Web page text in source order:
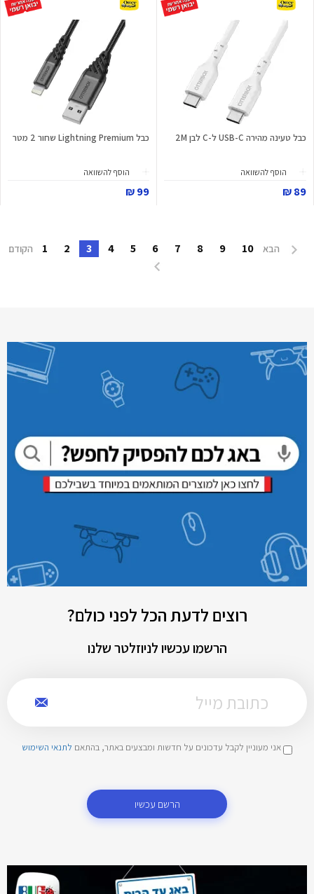
כבל טעינה מהירה USB-C ל-C לבן 2M
הוסף להשוואה
89 ₪
כבל Lightning Premium שחור 2 מטר
הוסף להשוואה
99 ₪
הבא 10
9
8
7
6
5
4
3
2
1 הקודם
רוצים לדעת הכל לפני כולם?
הרשמו עכשיו לניוזלטר שלנו
אני מעוניין לקבל עדכונים על חדשות ומבצעים באתר, בהתאם לתנאי השימוש
הרשם עכשיו